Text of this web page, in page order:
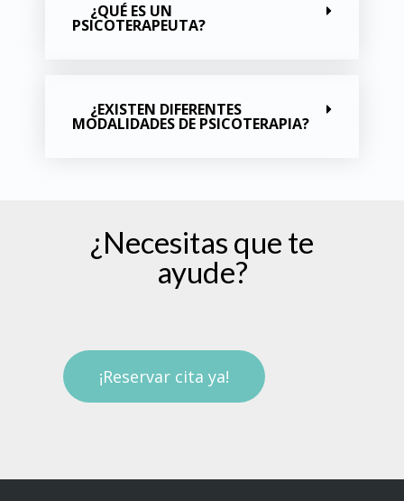
¿QUÉ ES UN
PSICOTERAPEUTA?
¿EXISTEN DIFERENTES
MODALIDADES DE PSICOTERAPIA?
¿Necesitas que te
ayude?
¡Reservar cita ya!